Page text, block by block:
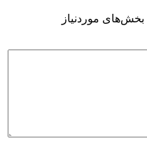
بخش‌های موردنیاز